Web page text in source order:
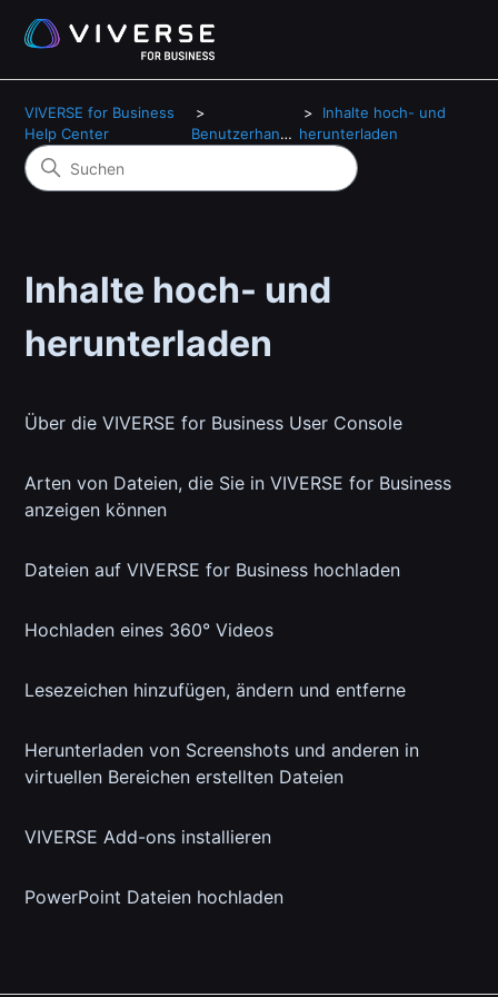
VIVERSE for Business
Help Center
Benutzerhandbuch
Inhalte hoch- und
herunterladen
Inhalte hoch- und
herunterladen
Über die VIVERSE for Business User Console
Arten von Dateien, die Sie in VIVERSE for Business
anzeigen können
Dateien auf VIVERSE for Business hochladen
Hochladen eines 360° Videos
Lesezeichen hinzufügen, ändern und entferne
Herunterladen von Screenshots und anderen in
virtuellen Bereichen erstellten Dateien
VIVERSE Add-ons installieren
PowerPoint Dateien hochladen